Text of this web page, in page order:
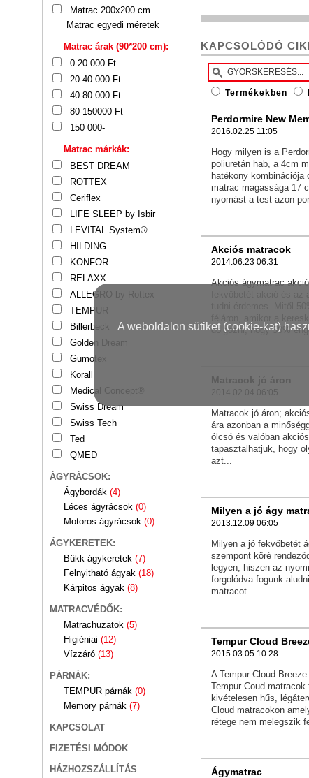
A weboldalon sütiket (cookie-kat)
Matrac 200x200 cm
Matrac egyedi méretek
Matrac árak (90*200 cm):
0-20 000 Ft
20-40 000 Ft
40-80 000 Ft
80-150000 Ft
150 000-
Matrac márkák:
BEST DREAM
ROTTEX
Ceriflex
LIFE SLEEP by Isbir
LEVITAL System®
HILDING
KONFOR
RELAXX
ALLEGRO by Rottex
TEMPUR
Billerbeck
Golden Dream
Gumotex
Korall
Medical Concept®
Swiss Dream
Swiss Tech
Ted
QMED
ÁGYRÁCSOK:
Ágybordák (4)
Léces ágyrácsok (0)
Motoros ágyrácsok (0)
ÁGYKERETEK:
Bükk ágykeretek (7)
Felnyitható ágyak (18)
Kárpitos ágyak (8)
MATRACVÉDŐK:
Matrachuzatok (5)
Higiéniai (12)
Vízzáró (13)
PÁRNÁK:
TEMPUR párnák (0)
Memory párnák (7)
KAPCSOLAT
FIZETÉSI MÓDOK
HÁZHOZSZÁLLÍTÁS
KAPCSOLÓDÓ
Termékekben
Perdormire New
2016.02.25 11:05
Hogy milyen is a
poliuretán hab, a 4cm
hatékony
matrac magassága 17
nyomást a test azon
Akciós matracok
2014.06.23 06:31
Akciós ágymatrac
dolgozni, hogy 50%
Matracok jó áron
2014.02.04 06:05
Matracok jó áron;
ára azonban a
ólcsó és valóban
tapasztalhatjuk, hogy
azt...
Milyen a jó ágy
2013.12.09 06:05
Milyen a jó fekvőbetét
szempont köré
legyen, hiszen az
forgolódva fogunk
matracot...
Tempur Cloud
2015.03.05 10:28
A Tempur Cloud
Tempur Coud
kivételesen hűs,
Cloud matracokon
rétege nem melegszik
Ágymatrac